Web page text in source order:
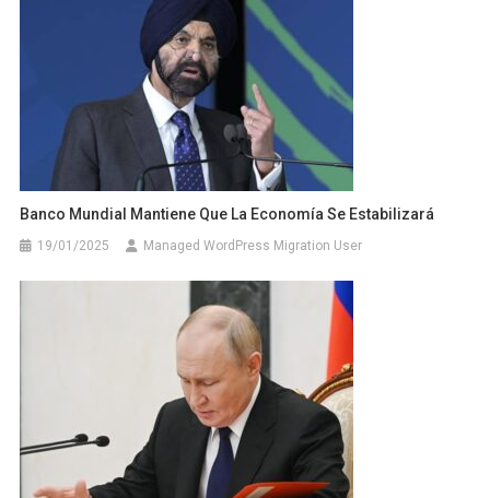
Banco Mundial Mantiene Que La Economía Se Estabilizará
19/01/2025 Managed WordPress Migration User